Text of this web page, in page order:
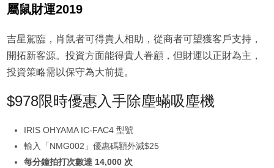
屬鼠財運2019
吉星駕臨，肖鼠者可得貴人相助，從商者可望獲客戶支持，
開拓新客源。投資方面能得貴人眷顧，但財運以正財為主，
投資策略需以保守為大前提。
$978限時優惠入手除塵蟎吸塵機
IRIS OHYAMA IC-FAC4 型號
輸入「NMG002」優惠碼額外減$25
每分鐘拍打次數達 14,000 次